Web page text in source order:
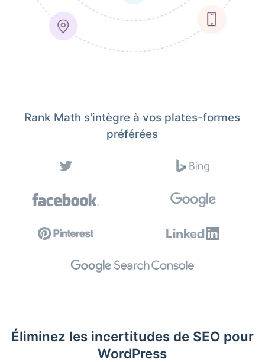
Rank Math s'intègre à vos plates-formes
préférées
Éliminez les incertitudes de SEO pour
WordPress